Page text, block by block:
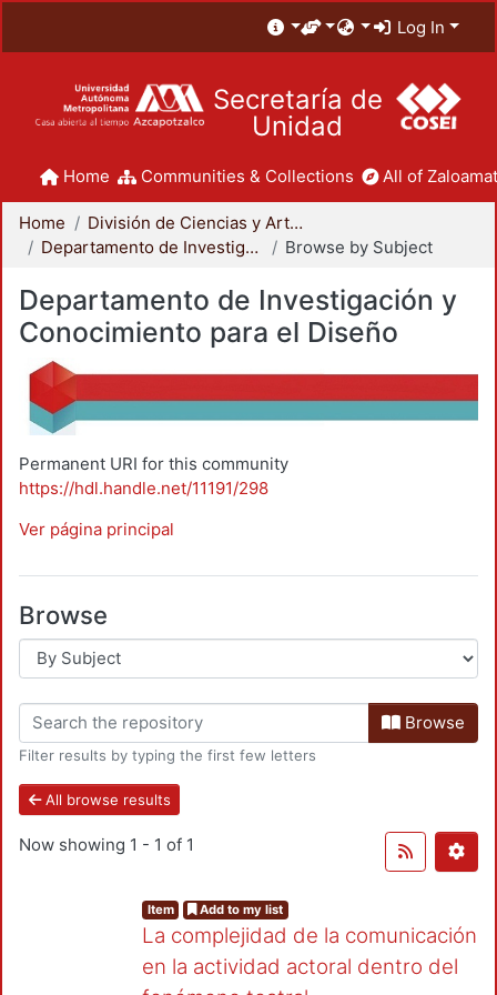
Log In
Secretaría de
Unidad
Home Communities & Collections All of
Home
División de Ciencias y Artes para el Diseño
Departamento de Investigación y Conocimiento para el Diseño
Browse by Subject
Departamento de Investigación y
Conocimiento para el Diseño
Permanent URI for this community
https://hdl.handle.net/11191/298
Ver página principal
Browse
Browse
Filter results by typing the first few letters
All browse results
Now showing 1 - 1 of 1
Item Add to my list
La complejidad de la comunicación
en la actividad actoral dentro del